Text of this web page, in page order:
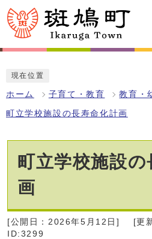
現在位置
ホーム 子育て・教育 教育・
町立学校施設の長寿命化計画
町立学校施設
画
[公開日：2026年5月12日]
[更
ID:3299